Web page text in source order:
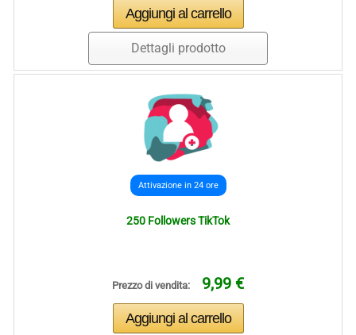
Dettagli prodotto
Attivazione in 24 ore
250 Followers TikTok
Prezzo di vendita: 9,99 €